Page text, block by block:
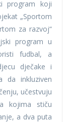
program koji
„Sportom
za razvoj“
program u
fudbal, a
dječake i
da inkluziven
učestvuju
kojima stiču
a dva puta